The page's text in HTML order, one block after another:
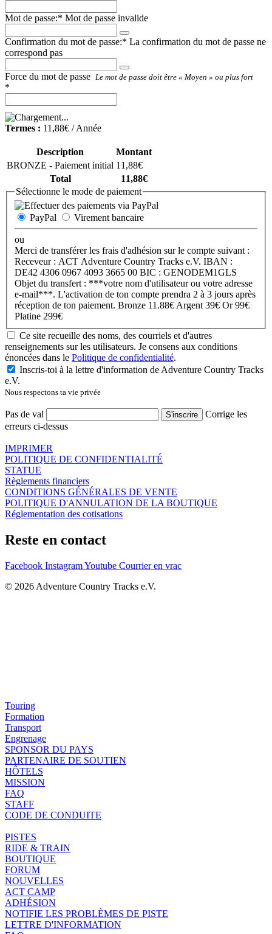
Mot de passe:* Mot de passe invalide
Confirmation du mot de passe:* La confirmation du mot de passe ne
correspond pas
Force du mot de passe Le mot de passe doit être « Moyen » ou plus fort
*
Termes : 11,88€ / Année
Description
Montant
BRONZE - Paiement initial 11,88€
Total
11,88€
Sélectionne le mode de paiement
PayPal Virement bancaire
ou
Merci de transférer les frais d'adhésion sur le compte suivant :
Receveur : ACT Adventure Country Tracks e.V. IBAN :
DE42 4306 0967 4093 3665 00 BIC : GENODEM1GLS
Objet du transfert : ***votre nom d'utilisateur ou votre adresse
e-mail***. L'activation de ton compte prendra 2 à 3 jours après
réception de ton paiement. Bronze 11.88€ Argent 39€ Or 99€
Platine 299€
Ce site recueille des noms, des courriels et d'autres
renseignements sur les utilisateurs. Je consens aux conditions
énoncées dans le Politique de confidentialité.
Inscris-toi à la lettre d'information de Adventure Country Tracks
e.V.
Nous respectons ta vie privée
Pas de val
Corrige les
erreurs ci-dessus
IMPRIMER
POLITIQUE DE CONFIDENTIALITÉ
STATUE
Règlements financiers
CONDITIONS GÉNÉRALES DE VENTE
POLITIQUE D'ANNULATION DE LA BOUTIQUE
Réglementation des cotisations
Reste en contact
Facebook InstagramYoutube Courrier en vrac
© 2026 Adventure Country Tracks e.V.
Touring
Formation
Transport
Engrenage
SPONSOR DU PAYS
PARTENAIRE DE SOUTIEN
HÔTELS
MISSION
FAQ
STAFF
CODE DE CONDUITE
PISTES
RIDE & TRAIN
BOUTIQUE
FORUM
NOUVELLES
ACT CAMP
ADHÉSION
NOTIFIE LES PROBLÈMES DE PISTE
LETTRE D'INFORMATION